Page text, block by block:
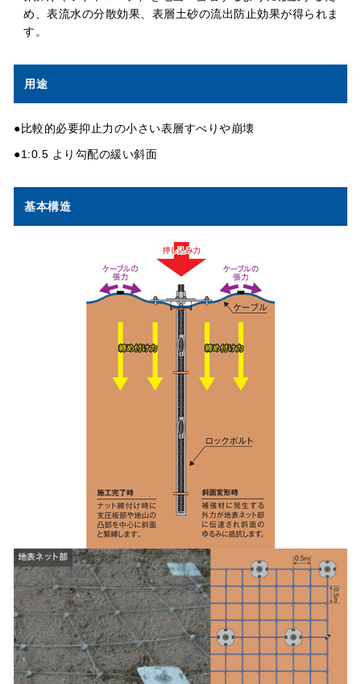
め、表流水の分散効果、表層土砂の流出防止効果が得られま
す。
用途
●比較的必要抑止力の小さい表層すべりや崩壊
●1:0.5 より勾配の緩い斜面
基本構造